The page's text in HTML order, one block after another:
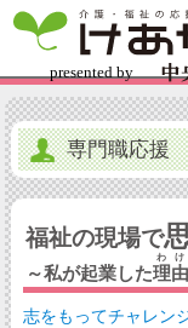
専門職応援
福祉の現場で
～私が起業した理由
わけ
志をもってチャレン